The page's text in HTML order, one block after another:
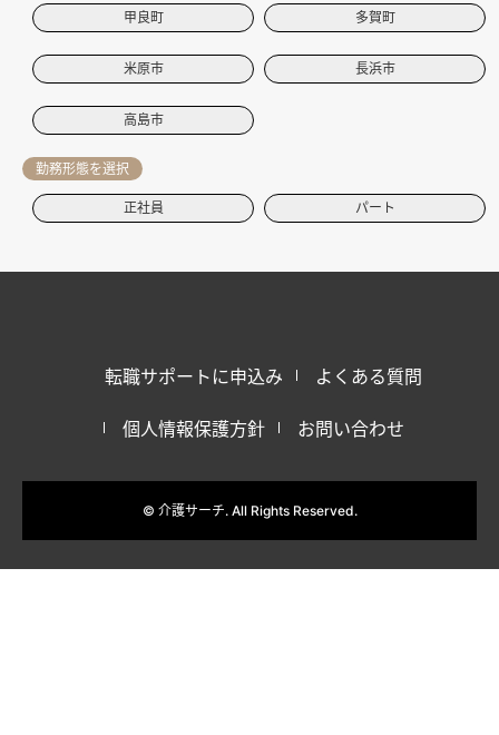
甲良町 多賀町
米原市 長浜市
高島市
勤務形態を選択
正社員 パート
転職サポートに申込み よくある質問
個人情報保護方針 お問い合わせ
© 介護サーチ. All Rights Reserved.